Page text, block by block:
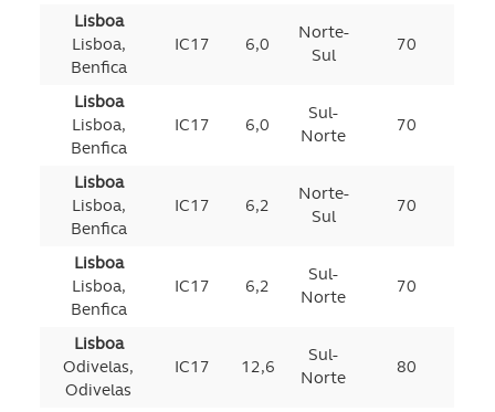
Lisboa
Lisboa,
Benfica
IC17 6,0
Norte-
Sul
70
Lisboa
Lisboa,
Benfica
IC17 6,0
Sul-
Norte
70
Lisboa
Lisboa,
Benfica
IC17 6,2
Norte-
Sul
70
Lisboa
Lisboa,
Benfica
IC17 6,2
Sul-
Norte
70
Lisboa
Odivelas,
Odivelas
IC17 12,6
Sul-
Norte
80